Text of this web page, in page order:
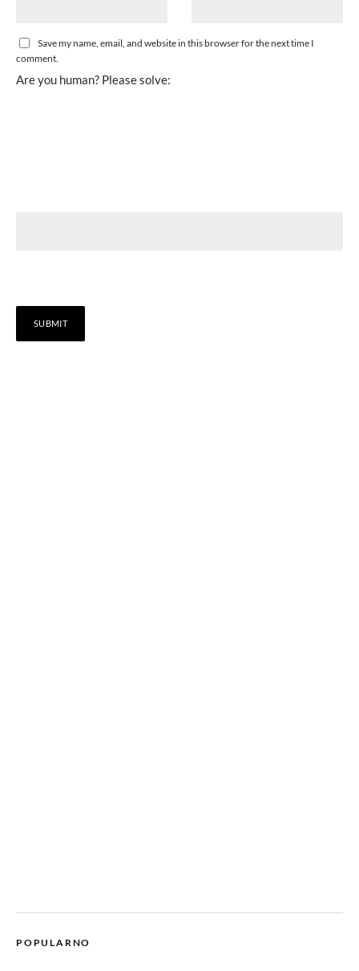
Save my name, email, and website in this browser for the next time I
comment.
Are you human? Please solve:
POPULARNO